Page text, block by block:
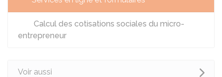
Calcul des cotisations sociales du micro-
entrepreneur
Voir aussi